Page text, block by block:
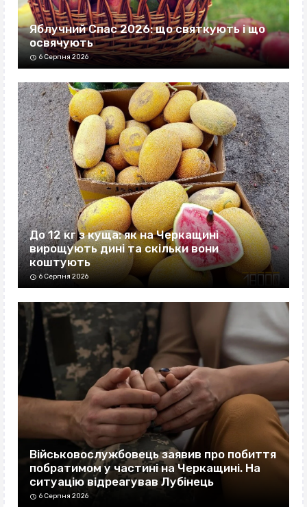
Яблучний Спас 2026: що святкують і що
освячують
6 Серпня 2026
До 12 кг з куща: як на Черкащині
вирощують дині та скільки вони
коштують
6 Серпня 2026
Військовослужбовець заявив про побиття
побратимом у частині на Черкащині. На
ситуацію відреагував Лубінець
6 Серпня 2026